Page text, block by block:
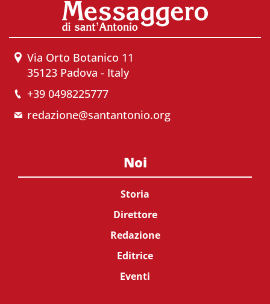
Via Orto Botanico 11
35123 Padova - Italy
+39 0498225777
redazione@santantonio.org
Noi
Storia
Direttore
Redazione
Editrice
Eventi